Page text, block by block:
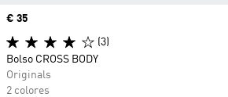
Precio
€ 35
(3)
Bolso CROSS BODY
Originals
2 colores